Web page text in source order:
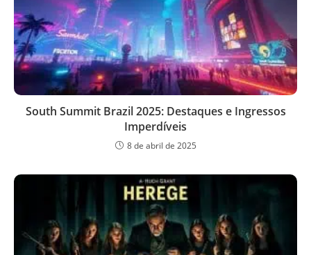
South Summit Brazil 2025: Destaques e Ingressos
Imperdíveis
8 de abril de 2025